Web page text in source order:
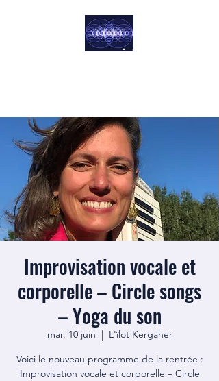
Harmoniste
Improvisation vocale et
corporelle – Circle songs
– Yoga du son
mar. 10 juin
  |
L'îlot Kergaher
Voici le nouveau programme de la rentrée :
Improvisation vocale et corporelle – Circle